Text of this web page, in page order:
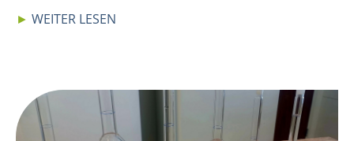
► WEITER LESEN
Image